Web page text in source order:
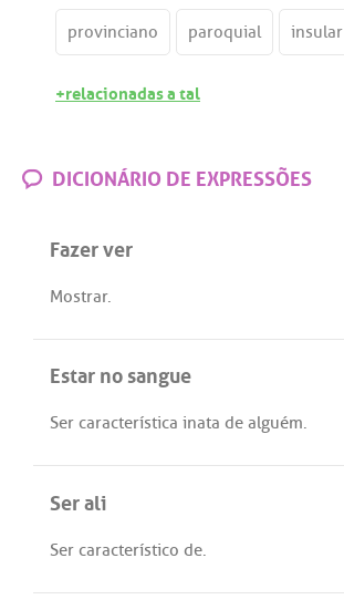
provinciano paroquial insular
+relacionadas a tal
DICIONÁRIO DE EXPRESSÕES
Fazer ver
Mostrar.
Estar no sangue
Ser característica inata de alguém.
Ser ali
Ser característico de.